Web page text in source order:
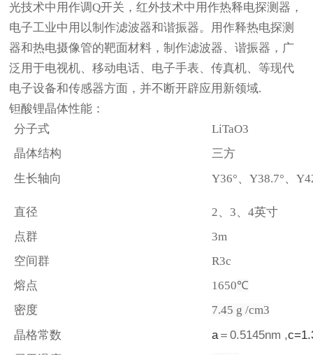
光技术中用作调Q开关，红外技术中用作热释电探测器，
电子工业中用以制作滤波器和谐振器。用作释热电探测
器和热电摄像管的靶面材料，制作滤波器、谐振器，广
泛用于电视机、移动电话、电子手表、传真机、等现代
电子设备和传感器方面，并不断开辟应用新领域.
钽酸锂晶体性能：
分子式
LiTaO3
晶体结构
三方
生长轴向
Y36°、Y38.7°、
直径 2、3、4英寸
点群
3m
空间群
R3c
熔点
1650℃
密度
7.45 g /cm3
晶格常数
a＝0.5145nm ,